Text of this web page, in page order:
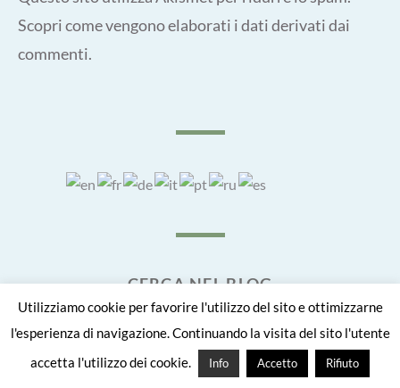
Scopri come vengono elaborati i dati derivati dai
commenti.
CERCA NEL BLOG
SEARCH
FOR:
Utilizziamo cookie per favorire l'utilizzo del sito e ottimizzarne
l'esperienza di navigazione. Continuando la visita del sito l'utente
accetta l'utilizzo dei cookie.
Info Accetto Rifiuto